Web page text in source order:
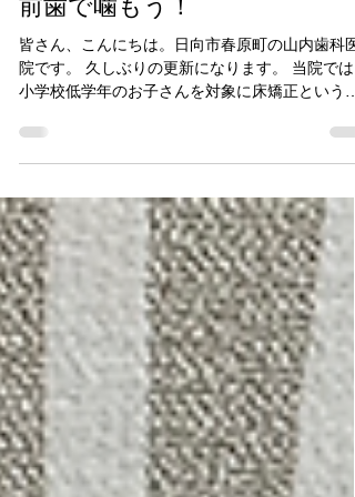
小児歯科
前歯で噛もう！
皆さん、こんにちは。日向市春原町の山内歯科医
小学校低学年のお子さんを対象に床矯正という歯
ならび矯正に取り組んでいます。 床矯正では装置
長させるために、食事についても取り組んでもら
って...